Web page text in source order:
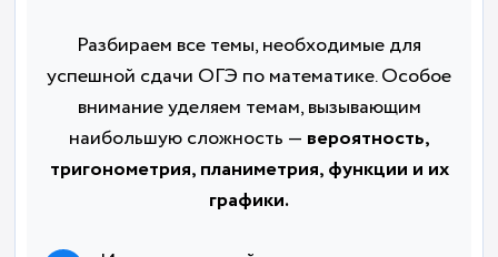
Разбираем все темы, необходимые для
успешной сдачи ОГЭ по математике. Особое
внимание уделяем темам, вызывающим
наибольшую сложность — вероятность,
тригонометрия, планиметрия, функции и их
графики.